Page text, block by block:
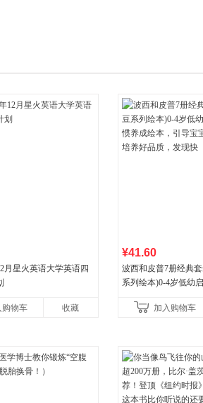
月星火英语大学英语四
购物车 收藏
¥41.60
波西和皮普7册经典
系列绘本)0-4岁低幼
养好品质，发现快
加入购物车